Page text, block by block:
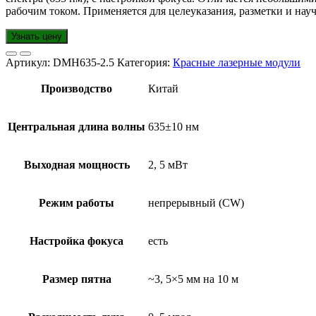
рабочим током. Применяется для целеуказания, разметки и
Узнать цену
Артикул: DMH635-2.5 Категория: Красные лазерные модули
Производство Китай
Центральная длина волны 635±10 нм
Выходная мощность 2, 5 мВт
Режим работы непрерывный (CW)
Настройка фокуса есть
Размер пятна ~3, 5×5 мм на 10 м